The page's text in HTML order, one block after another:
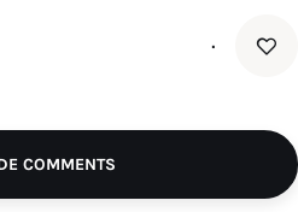
۰
COMMENTS